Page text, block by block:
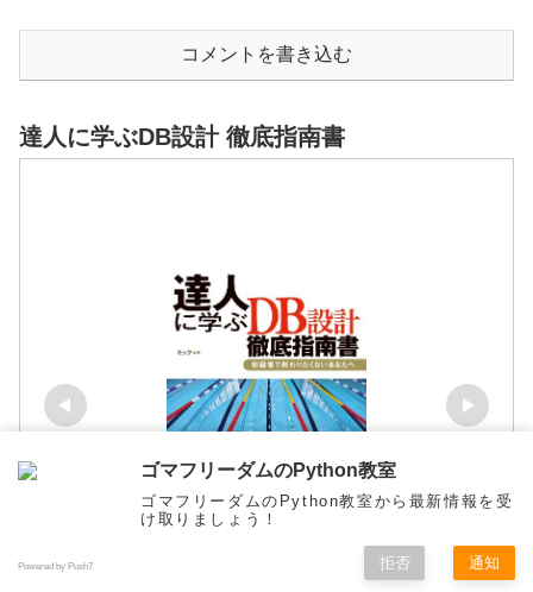
コメントを書き込む
達人に学ぶDB設計 徹底指南書
トップ サイドバー
ゴマフリーダムのPython教室
ゴマフリーダムのPython教室から最新情報を受
け取りましょう！
Powered by Push7 拒否 通知